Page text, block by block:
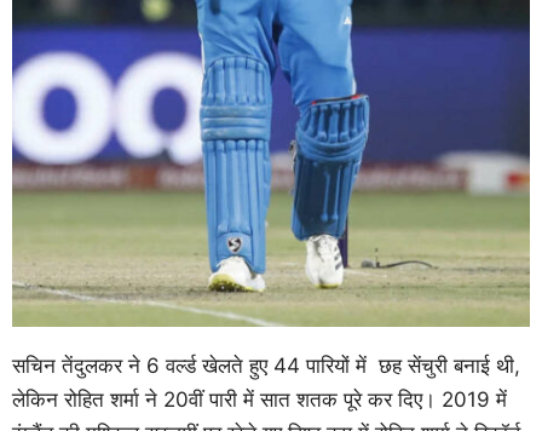
सचिन तेंदुलकर ने 6 वर्ल्ड खेलते हुए 44 पारियों में छह सेंचुरी बनाई थी,
लेकिन रोहित शर्मा ने 20वीं पारी में सात शतक पूरे कर दिए। 2019 में